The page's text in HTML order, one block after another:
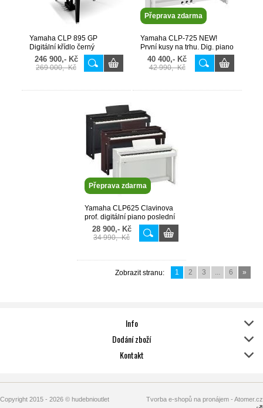
Yamaha CLP 895 GP
Digitální křídlo černý
lesk,256hlasů, 50 zvuků vč.
Bosendorfer
246 900,- Kč
269 000,- Kč
Přeprava zdarma
Yamaha CLP-725 NEW!
První kusy na trhu. Dig. piano
10 zvuků. TOP piana!
40 400,- Kč
42 990,- Kč
Přeprava zdarma
Yamaha CLP625 Clavinova
prof. digitální piano poslední
kus IFORMUJTE se
28 900,- Kč
34 990,- Kč
Zobrazit stranu: 1 2 3 ... 6 »
Info
Dodání zboží
Kontakt
Copyright 2015 - 2026 © hudebnioutlet Tvorba e-shopů na pronájem - Atomer.cz